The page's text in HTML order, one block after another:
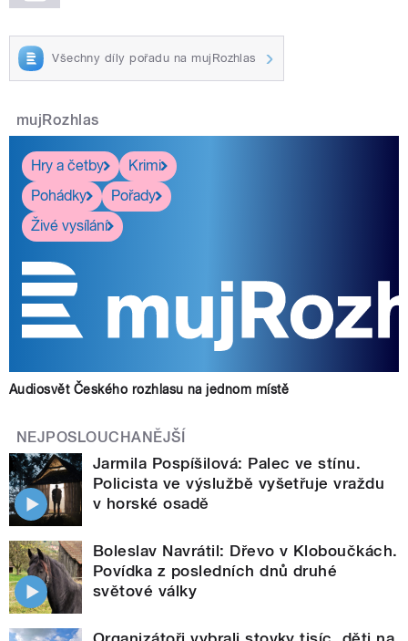
Všechny díly pořadu na mujRozhlas
mujRozhlas
Hry a četby
Krimi
Pohádky
Pořady
Živé vysílání
Audiosvět Českého rozhlasu na jednom místě
NEJPOSLOUCHANĚJŠÍ
Jarmila Pospíšilová: Palec ve stínu.
Policista ve výslužbě vyšetřuje vraždu
v horské osadě
Boleslav Navrátil: Dřevo v Kloboučkách.
Povídka z posledních dnů druhé
světové války